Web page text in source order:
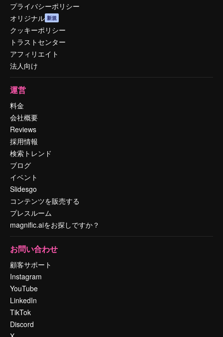
プライバシーポリシー
オリジナル 新規
クッキーポリシー
トラストセンター
アフィリエイト
法人向け
運営
料金
会社概要
Reviews
採用情報
検索トレンド
ブログ
イベント
Slidesgo
コンテンツを販売する
プレスルーム
magnific.aiをお探しですか？
お問い合わせ
顧客サポート
Instagram
YouTube
LinkedIn
TikTok
Discord